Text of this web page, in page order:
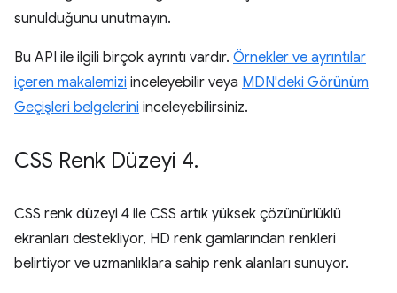
sunulduğunu unutmayın.
Bu API ile ilgili birçok ayrıntı vardır. Örnekler ve ayrıntılar
içeren makalemizi inceleyebilir veya MDN'deki Görünüm
Geçişleri belgelerini inceleyebilirsiniz.
CSS Renk Düzeyi 4.
CSS renk düzeyi 4 ile CSS artık yüksek çözünürlüklü
ekranları destekliyor, HD renk gamlarından renkleri
belirtiyor ve uzmanlıklara sahip renk alanları sunuyor.